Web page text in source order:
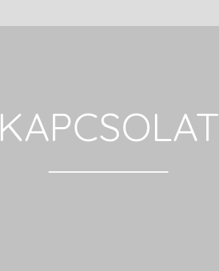
KAPCSOLAT